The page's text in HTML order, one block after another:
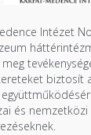
Intézet
biztosít
és nemzetközi